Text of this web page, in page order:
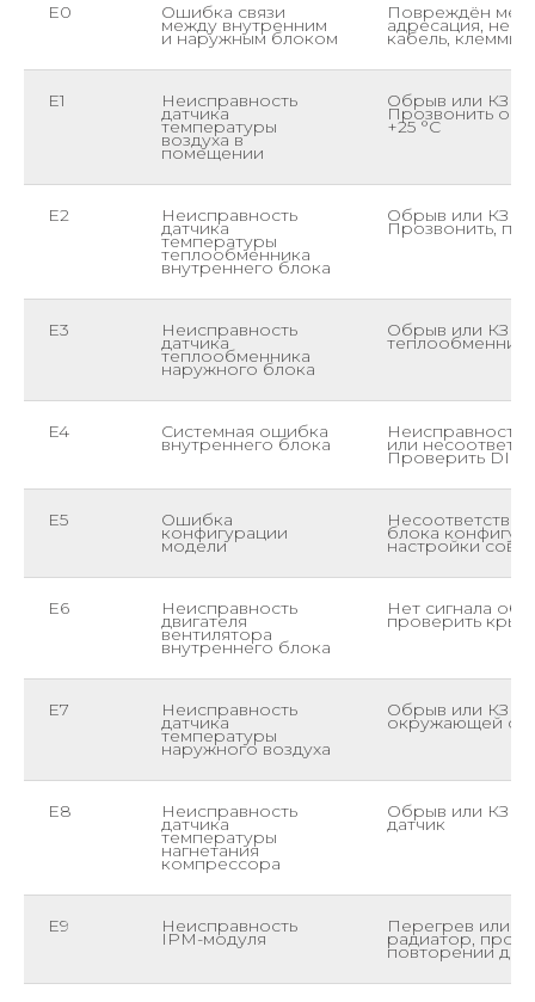
E0 Ошибка связи
между внутренним
и наружным блоком
Повреждён
адресация,
кабель, клеммы,
E1 Неисправность
датчика
температуры
воздуха в
помещении
Обрыв или КЗ
Прозвонить
+25 °C
E2 Неисправность
датчика
температуры
теплообменника
внутреннего блока
Обрыв или КЗ
Прозвонить,
E3 Неисправность
датчика
теплообменника
наружного блока
Обрыв или КЗ
E4 Системная ошибка
внутреннего блока
Неисправность
или
Проверить DIP-
E5 Ошибка
конфигурации
модели
блока
настройки
E6 Неисправность
двигателя
вентилятора
внутреннего блока
Нет сигнала
проверить
E7 Неисправность
датчика
температуры
наружного воздуха
Обрыв или КЗ
окружающей
E8 Неисправность
датчика
температуры
нагнетания
компрессора
Обрыв или КЗ
датчик
E9 Неисправность
IPM-модуля
Перегрев или
радиатор,
повторении